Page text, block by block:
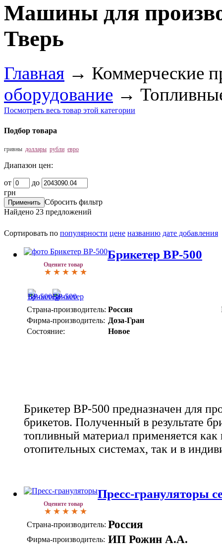
Машины для
Тверь
Главная → Коммерческие
оборудование →
Посмотреть весь товар этой категории
Подбор товара
гривны доллары рубли евро
Диапазон цен:
от
до
грн
Сбросить фильтр
Найдено 23 предложений
Сортировать по популярности цене названию дате добавления
Оцените товар
Брикетер ВР-500
Страна-производитель: Россия
Фирма-производитель: Доза-Гран
Состояние:
Новое
Брикетер ВР-500 предназначен для
брикетов. Полученный в результате
топливный материал применяется
отопительных системах, так и в
Оцените товар
Пресс-грануляторы
Страна-производитель: Россия
Фирма-производитель: ИП Рожин А.А.